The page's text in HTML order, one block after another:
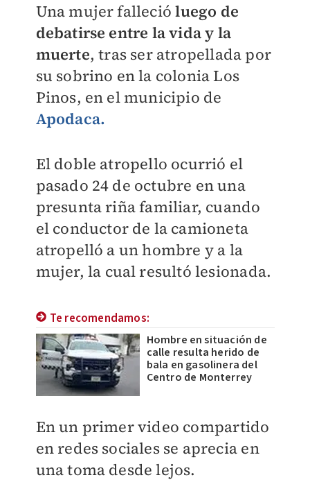
Una mujer falleció luego de
debatirse entre la vida y la
muerte, tras ser atropellada por
su sobrino en la colonia Los
Pinos, en el municipio de
Apodaca.
El doble atropello ocurrió el
pasado 24 de octubre en una
presunta riña familiar, cuando
el conductor de la camioneta
atropelló a un hombre y a la
mujer, la cual resultó lesionada.
Te recomendamos:
Hombre en situación de
calle resulta herido de
bala en gasolinera del
Centro de Monterrey
En un primer video compartido
en redes sociales se aprecia en
una toma desde lejos.